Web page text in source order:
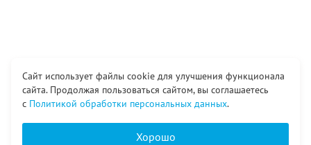
Сайт использует файлы cookie для улучшения функционала
сайта. Продолжая пользоваться сайтом, вы соглашаетесь
с Политикой обработки персональных данных.
Хорошо